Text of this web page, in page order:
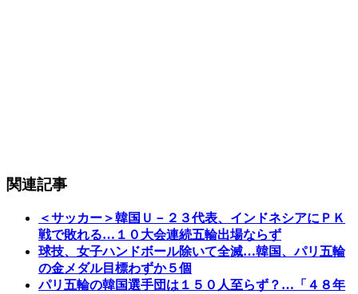
関連記事
＜サッカー＞韓国Ｕ－２３代表、インドネシアにＰＫ
戦で敗れる…１０大会連続五輪出場ならず
球技、女子ハンドボール除いて全滅…韓国、パリ五輪
の金メダル目標わずか５個
パリ五輪の韓国選手団は１５０人至らず？…「４８年